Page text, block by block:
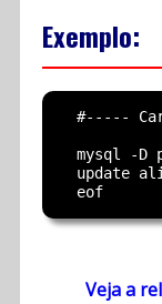
Exemplo:
#-----
mysql -D
update
Veja a